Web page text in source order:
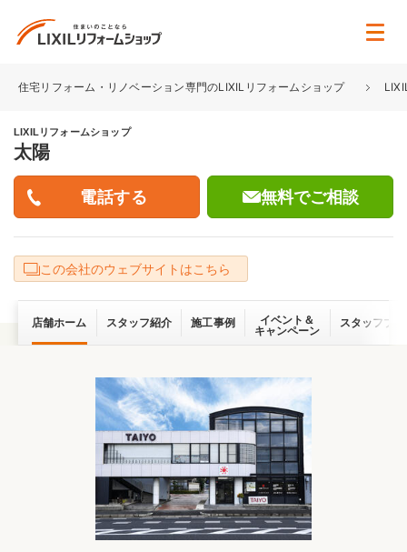
住宅リフォーム・リノベーション専門のLIXILリフォームショップ
LIXILリフォームショップ
太陽
無料でご相談
この会社のウェブサイトはこちら
店舗ホーム スタッフ紹介 施工事例
イベント＆
キャンペーン
スタッフブ